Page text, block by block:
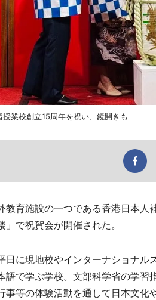
業校創立15周年を祝い、鏡開きも
育施設の一つである香港日本人
」で祝賀会が開催された。
に現地校やインターナショナル
語で学ぶ学校。文部科学省の学習
事等の体験活動を通して日本文